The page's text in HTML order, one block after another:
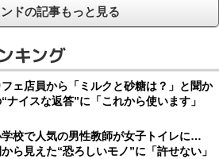
ドの記事もっと見る
キング
フェ店員から「ミルクと砂糖は？」と聞か
イスな返答”に「これから使います」
学校で人気の男性教師が女子トイレに…
ら見えた“恐ろしいモノ”に「許せない」